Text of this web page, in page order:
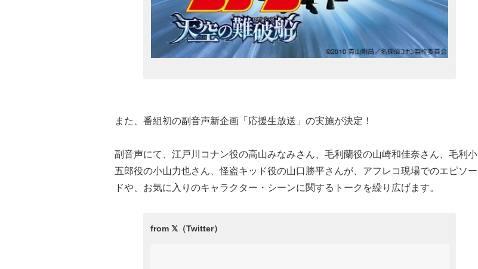
また、番組初の副音声新企画「応援生放送」の実施が決定！
副音声にて、江戸川コナン役の高山みなみさん、毛利蘭役の山崎和佳奈さん、毛利小
五郎役の小山力也さん、怪盗キッド役の山口勝平さんが、アフレコ現場でのエピソー
ドや、お気に入りのキャラクター・シーンに関するトークを繰り広げます。